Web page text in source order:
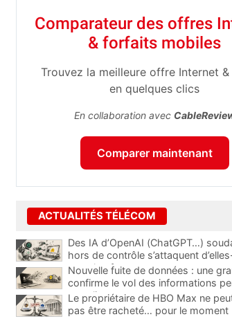
Comparateur des offres
& forfaits mobiles
Trouvez la meilleure offre Internet
en quelques clics
En collaboration avec
Comparer maintenant
ACTUALITÉS TÉLÉCOM
Des IA d’OpenAI (ChatGPT…)
hors de contrôle s’attaquent
une plateforme
Nouvelle fuite de données : une
confirme le vol des informations
ses clients
Le propriétaire de HBO Max ne
pas être racheté… pour le moment